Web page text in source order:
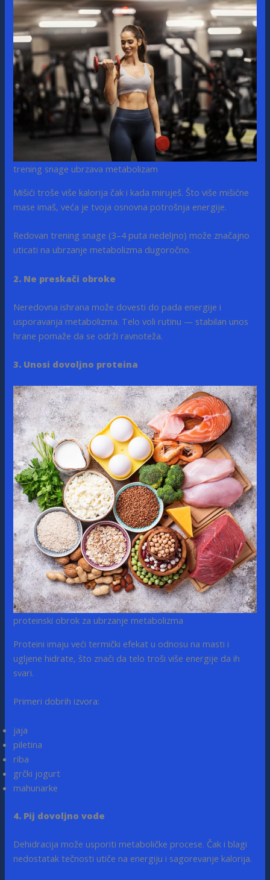
trening snage ubrzava metabolizam
Mišići troše više kalorija čak i kada miruješ. Što više mišićne
mase imaš, veća je tvoja osnovna potrošnja energije.
Redovan trening snage (3–4 puta nedeljno) može značajno
uticati na ubrzanje metabolizma dugoročno.
2. Ne preskači obroke
Neredovna ishrana može dovesti do pada energije i
usporavanja metabolizma. Telo voli rutinu — stabilan unos
hrane pomaže da se održi ravnoteža.
3. Unosi dovoljno proteina
proteinski obrok za ubrzanje metabolizma
Proteini imaju veći termički efekat u odnosu na masti i
ugljene hidrate, što znači da telo troši više energije da ih
svari.
Primeri dobrih izvora:
jaja
piletina
riba
grčki jogurt
mahunarke
4. Pij dovoljno vode
Dehidracija može usporiti metaboličke procese. Čak i blagi
nedostatak tečnosti utiče na energiju i sagorevanje kalorija.